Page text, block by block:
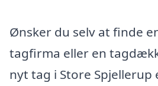
Ønsker du selv at finde
tagfirma eller en
nyt tag i Store Spjellerup